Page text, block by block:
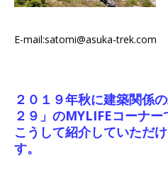
E-mail:satomi@asuka-trek.com
２０１９年秋に建築関係
２９」のMYLIFEコーナー
こうして紹介していただ
す。